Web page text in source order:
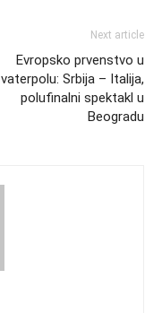
Next article
Evropsko prvenstvo u
vaterpolu: Srbija – Italija,
polufinalni spektakl u
Beogradu